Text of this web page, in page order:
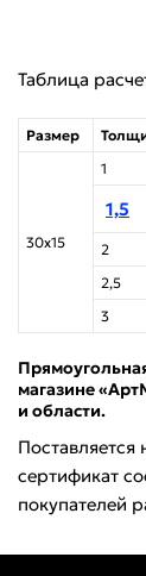
Таблица
Размер
30х15
1
1,5
2
2,5
3
магазине
и области.
сертификат
покупателей